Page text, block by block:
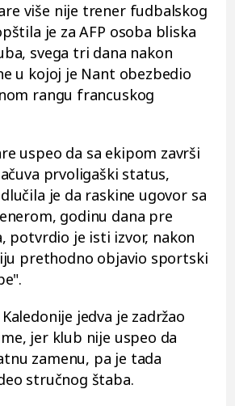
više nije trener fudbalskog
je za AFP osoba bliska
svega tri dana nakon
u kojoj je Nant obezbedio
rangu francuskog
uspeo da sa ekipom završi
prvoligaški status,
je da raskine ugovor sa
godinu dana pre
potvrdio je isti izvor, nakon
prethodno objavio sportski
jedva je zadržao
jer klub nije uspeo da
zamenu, pa je tada
stručnog štaba.